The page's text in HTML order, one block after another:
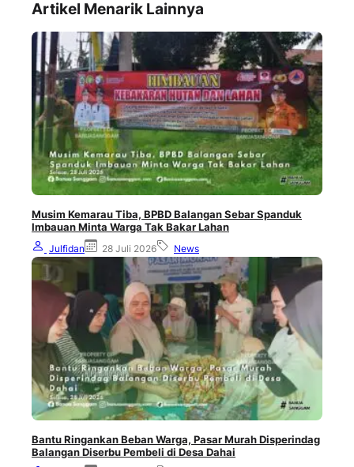
Artikel Menarik Lainnya
Musim Kemarau Tiba, BPBD Balangan Sebar Spanduk
Imbauan Minta Warga Tak Bakar Lahan
Julfidan 28 Juli 2026 News
Bantu Ringankan Beban Warga, Pasar Murah Disperindag
Balangan Diserbu Pembeli di Desa Dahai